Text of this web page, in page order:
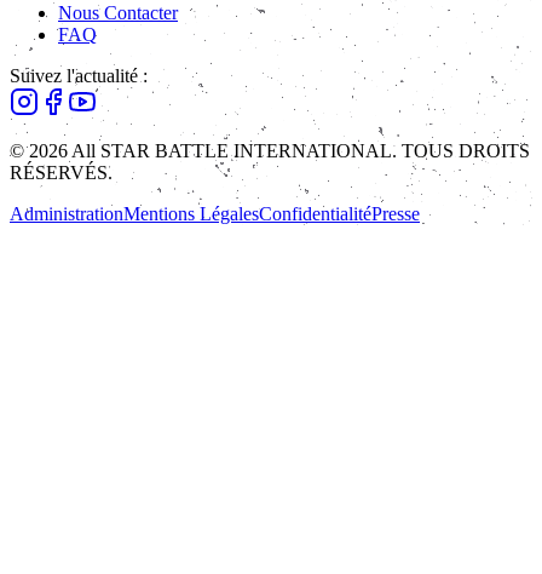
Nous Contacter
FAQ
Suivez l'actualité :
© 2026 All STAR BATTLE INTERNATIONAL. TOUS DROITS
RÉSERVÉS.
AdministrationMentions LégalesConfidentialitéPresse